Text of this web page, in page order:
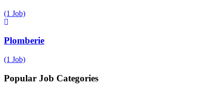
(1 Job)
Plomberie
(1 Job)
Popular Job Categories